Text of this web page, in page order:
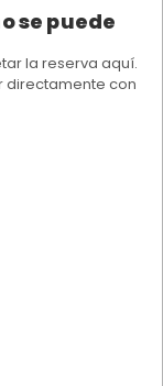
se puede
la reserva aquí.
directamente con